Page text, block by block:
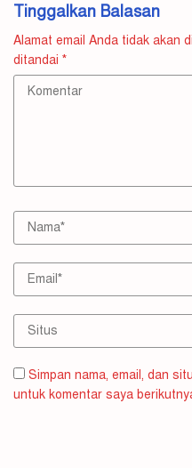
Tinggalkan Balasan
Alamat email Anda tidak akan
ditandai *
Simpan nama, email, dan
untuk komentar saya